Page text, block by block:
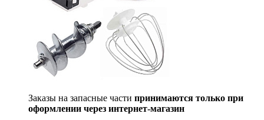
Заказы на запасные части принимаются только при
оформлении через интернет-магазин